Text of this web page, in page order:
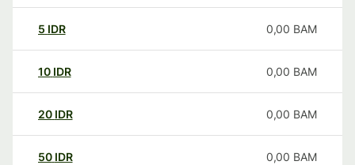
5 IDR 0,00 BAM
10 IDR 0,00 BAM
20 IDR 0,00 BAM
50 IDR 0,00 BAM